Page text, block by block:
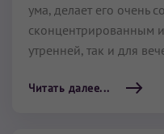
ума, делает его очень
сконцентрированным
утренней, так и для
Читать далее...